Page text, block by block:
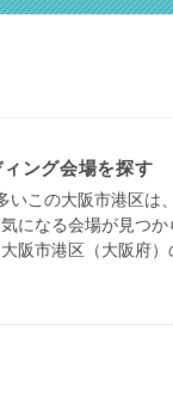
ング会場を探す
この大阪市港区は
になる会場が見つ
阪市港区（大阪府